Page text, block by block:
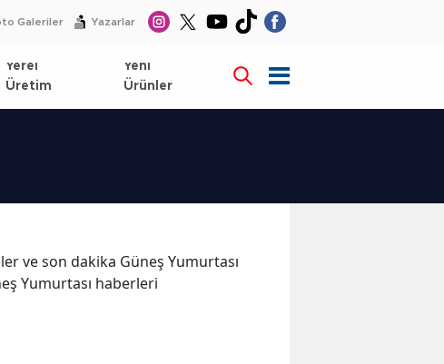
Galeriler Yazarlar
Yerel
Üretim
Yeni
Ürünler
ve son dakika Güneş Yumurtası
Yumurtası haberleri